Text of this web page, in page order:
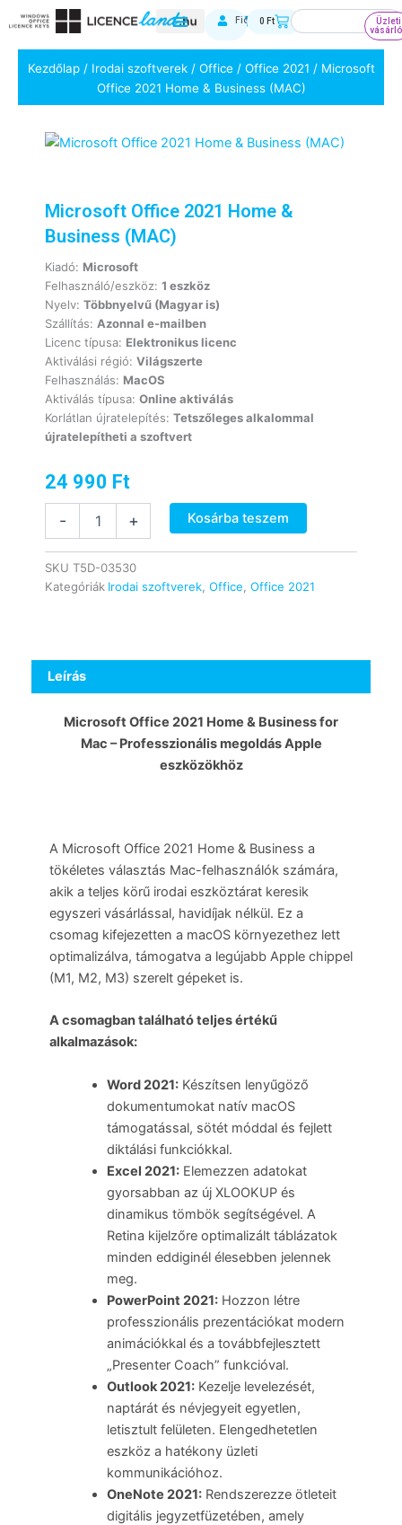
to
content
Fiókom
0 FtKosárKeresés
Üzleti
Kezdőlap/ Irodai szoftverek/ Office / Office 2021 / Microsoft
Office 2021 Home & Business (MAC)
Microsoft Office 2021 Home &
Business (MAC)
Kiadó: Microsoft
Felhasználó/eszköz: 1 eszköz
Nyelv: Többnyelvű (Magyar is)
Szállítás: Azonnal e-mailben
Licenc típusa: Elektronikus licenc
Aktiválási régió: Világszerte
Felhasználás: MacOS
Aktiválás típusa: Online aktiválás
Korlátlan újratelepítés: Tetszőleges alkalommal
újratelepítheti a szoftvert
24 990 Ft
-
Home
&
+ Kosárba teszem
SKU T5D-03530
Kategóriák Irodai szoftverek Office Office 2021
Leírás
Microsoft Office 2021 Home & Business for
Mac – Professzionális megoldás Apple
eszközökhöz
A Microsoft Office 2021 Home & Business a
tökéletes választás Mac-felhasználók számára,
akik a teljes körű irodai eszköztárat keresik
egyszeri vásárlással, havidíjak nélkül. Ez a
csomag kifejezetten a macOS környezethez lett
optimalizálva, támogatva a legújabb Apple chippel
(M1, M2, M3) szerelt gépeket is.
A csomagban található teljes értékű
alkalmazások:
Word 2021:Készítsen lenyűgöző
dokumentumokat natív macOS
támogatással, sötét móddal és fejlett
diktálási funkciókkal.
Excel 2021:Elemezzen adatokat
gyorsabban az új XLOOKUP és
dinamikus tömbök segítségével. A
Retina kijelzőre optimalizált táblázatok
minden eddiginél élesebben jelennek
meg.
PowerPoint 2021:Hozzon létre
professzionális prezentációkat modern
animációkkal és a továbbfejlesztett
„Presenter Coach” funkcióval.
Outlook 2021:Kezelje levelezését,
naptárát és névjegyeit egyetlen,
letisztult felületen. Elengedhetetlen
eszköz a hatékony üzleti
kommunikációhoz.
OneNote 2021:Rendszerezze ötleteit
digitális jegyzetfüzetében, amely